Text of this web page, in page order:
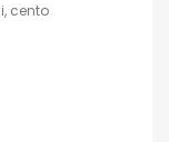
cento